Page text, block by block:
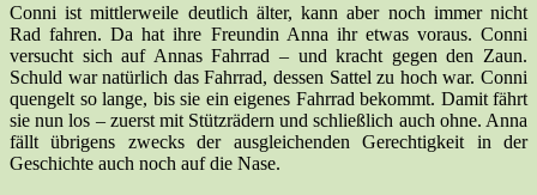
Conni ist mittlerweile deutlich älter, kann aber noch immer nicht
Rad fahren. Da hat ihre Freundin Anna ihr etwas voraus. Conni
versucht sich auf Annas Fahrrad – und kracht gegen den Zaun.
Schuld war natürlich das Fahrrad, dessen Sattel zu hoch war. Conni
quengelt so lange, bis sie ein eigenes Fahrrad bekommt. Damit fährt
sie nun los – zuerst mit Stützrädern und schließlich auch ohne. Anna
fällt übrigens zwecks der ausgleichenden Gerechtigkeit in der
Geschichte auch noch auf die Nase.